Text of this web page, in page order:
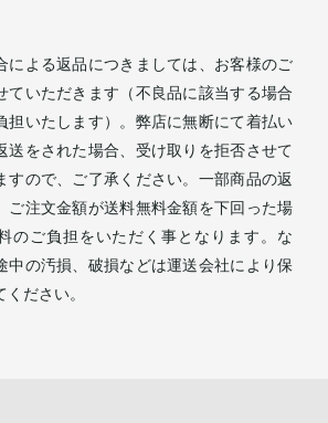
による返品につきましては、お客様のご
ていただきます（不良品に該当する場合
担いたします）。弊店に無断にて着払い
送をされた場合、受け取りを拒否させて
すので、ご了承ください。一部商品の返
ご注文金額が送料無料金額を下回った場
のご負担をいただく事となります。な
中の汚損、破損などは運送会社により保
ださい。